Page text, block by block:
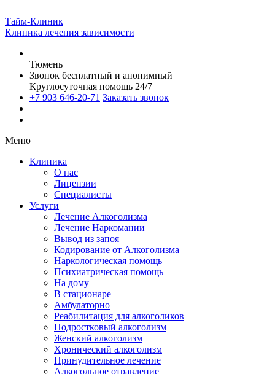
Тайм-Клиник
Клиника лечения зависимости
Тюмень
Звонок бесплатный и анонимный
Круглосуточная помощь 24/7
+7 903 646-20-71 Заказать звонок
Меню
Клиника
О нас
Лицензии
Специалисты
Услуги
Лечение Алкоголизма
Лечение Наркомании
Вывод из запоя
Кодирование от Алкоголизма
Наркологическая помощь
Психиатрическая помощь
На дому
В стационаре
Амбулаторно
Реабилитация для алкоголиков
Подростковый алкоголизм
Женский алкоголизм
Хронический алкоголизм
Принудительное лечение
Алкогольное отравление